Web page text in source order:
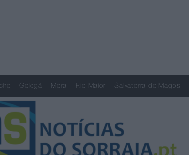
Golegã Mora Rio Maior Salvaterra de Magos